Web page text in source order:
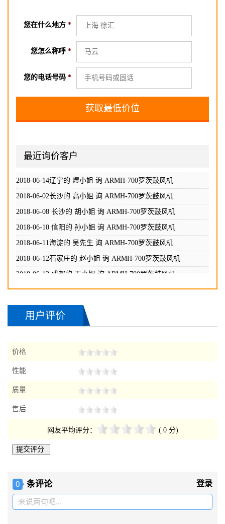
您在什么地方 *
您怎么称呼 *
您的电话号码 *
最近询价客户
2018-06-08 长沙的 胡小姐 询ARMH-700罗茨鼓风机
2018-06-10 信阳的 孙小姐 询ARMH-700罗茨鼓风机
2018-06-12石家庄的 赵小姐 询
2018-06-14贵州的 周先生 询 ARMH-700罗茨鼓风机
2018-06-14辽宁的 煜小姐 询 ARMH-700罗茨鼓风机
2018-06-02长沙的 高小姐 询 ARMH-700罗茨鼓风机
2018-06-08 长沙的 胡小姐 询 ARMH-700罗茨鼓风机
2018-06-10 信阳的 孙小姐 询 ARMH-700罗茨鼓风机
2018-06-11海淀的 吴先生 询ARMH-700罗茨鼓风机
2018-06-14贵州的 周先生 询
2018-06-14辽宁的 煜小姐 询ARMH-700罗茨鼓风机
用户评价
价格
性能
质量
售后
网友平均评分： ( 0 分)
0 条评论 登录
来说两句吧...